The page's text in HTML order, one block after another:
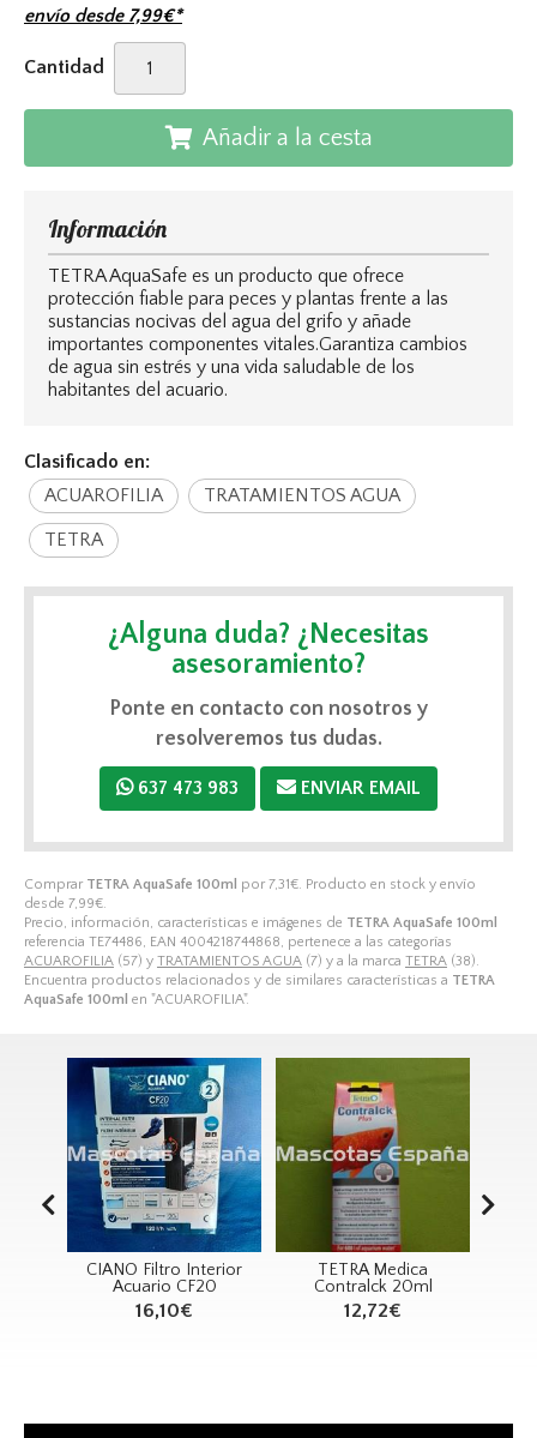
envío desde 7,99€*
Cantidad
Añadir a la cesta
Comprar TETRA AquaSafe 100ml por 7,31€ . Producto en stock y envío
desde 7,99€
Precio, información, características e imágenes de TETRA AquaSafe 100ml
referencia TE74486, EAN 4004218744868, pertenece a las categorías
ACUAROFILIA (57) y TRATAMIENTOS AGUA (7) y a la marca TETRA (38).
Encuentra productos relacionados y de similares características a TETRA
AquaSafe 100ml en "ACUAROFILIA".
Información
TETRA AquaSafe es un producto que ofrece
protección fiable para peces y plantas frente a las
sustancias nocivas del agua del grifo y añade
importantes componentes vitales.Garantiza cambios
de agua sin estrés y una vida saludable de los
habitantes del acuario.
Clasificado en:
ACUAROFILIA
TRATAMIENTOS AGUA
TETRA
¿Alguna duda? ¿Necesitas
asesoramiento?
Ponte en contacto con nosotros y
resolveremos tus dudas.
637 473 983 ENVIAR EMAIL
CIANO Filtro Interior
Acuario CF20
16,10€
TETRA Medica
Contralck 20ml
12,72€